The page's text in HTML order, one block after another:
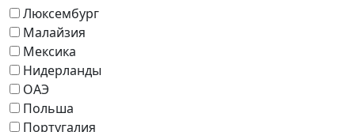
Люксембург
Малайзия
Мексика
Нидерланды
ОАЭ
Польша
Португалия